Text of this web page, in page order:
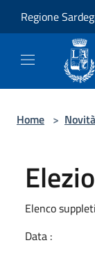
Regione
Home > Novità
Elenco
Data :